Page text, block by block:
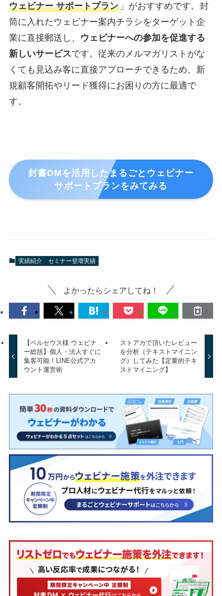
ウェビナー サポートプラン」がおすすめです。封
筒に入れたウェビナー案内チラシをターゲット企
業に直接郵送し、
ウェビナーへの参加を促進する
新しいサービスです。従来のメルマガリストがな
くても見込み客に直接アプローチできるため、新
規顧客開拓やリード獲得にお困りの方に最適で
す。
封書DMを活用したまるごとウェビナー
サポートプランをみてみる
実績紹介 セミナー登壇実績
よかったらシェアしてね！
【ペルセウス様 ウェビナ
ー総括】個人・法人すぐに
集客可能！LINE公式アカ
ウント運営術
ストアカで頂いたレビュー
を分析（テキストマイニン
グ）してみた【定量的テキ
ストマイニング】